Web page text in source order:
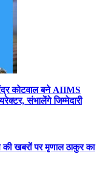
कोटवाल बने AIIMS
संभालेंगे जिम्मेदारी
खबरों पर मृणाल ठाकुर का